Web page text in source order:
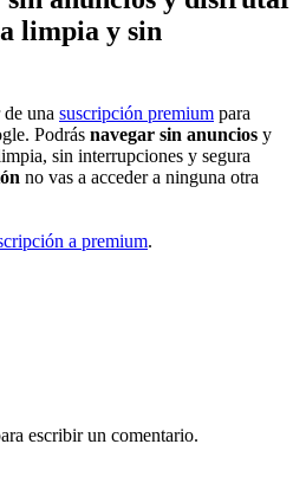
limpia y sin
una suscripción premium para
Podrás navegar sin anuncios y
sin interrupciones y segura
no vas a acceder a ninguna otra
a premium.
escribir un comentario.